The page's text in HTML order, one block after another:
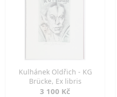
Kulhánek Oldřich - KG
Brücke, Ex libris
3 100 Kč